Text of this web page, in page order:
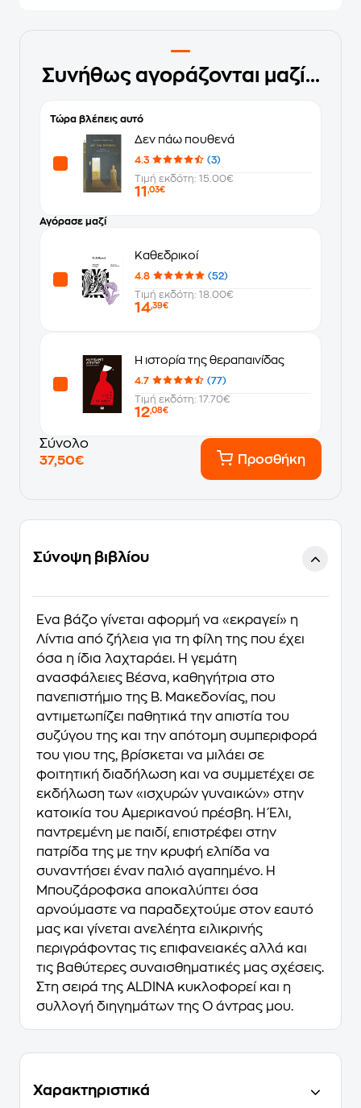
Συνήθως αγοράζονται μαζί...
Τώρα βλέπεις αυτό
Δεν πάω πουθενά
4.3
(3)
Τιμή εκδότη: 15.00€
11 ,03€
Αγόρασε μαζί
Καθεδρικοί
4.8
(52)
Τιμή εκδότη: 18.00€
14,39€
Η ιστορία της θεραπαινίδας
4.7
(77)
Τιμή εκδότη: 17.70€
12,08€
Σύνολο
37,50€
Προσθήκη
Σύνοψη βιβλίου
Ένα βάζο γίνεται αφορμή να «εκραγεί» η
Λίντια από ζήλεια για τη φίλη της που έχει
όσα η ίδια λαχταράει. Η γεμάτη
ανασφάλειες Βέσνα, καθηγήτρια στο
πανεπιστήμιο της Β. Μακεδονίας, που
αντιμετωπίζει παθητικά την απιστία του
συζύγου της και την απότομη συμπεριφορά
του γιου της, βρίσκεται να μιλάει σε
φοιτητική διαδήλωση και να συμμετέχει σε
εκδήλωση των «ισχυρών γυναικών» στην
κατοικία του Αμερικανού πρέσβη. Η Έλι,
παντρεμένη με παιδί, επιστρέφει στην
πατρίδα της με την κρυφή ελπίδα να
συναντήσει έναν παλιό αγαπημένο. Η
Μπουζάροφσκα αποκαλύπτει όσα
αρνούμαστε να παραδεχτούμε στον εαυτό
μας και γίνεται ανελέητα ειλικρινής
περιγράφοντας τις επιφανειακές αλλά και
τις βαθύτερες συναισθηματικές μας σχέσεις.
Στη σειρά της ALDINA κυκλοφορεί και η
συλλογή διηγημάτων της Ο άντρας μου.
Χαρακτηριστικά